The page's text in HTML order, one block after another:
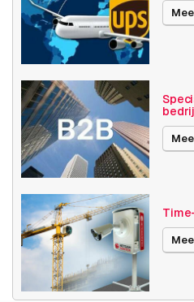
Power over Ethernet 15W
Maximale Beeldhoek
Optische zoom 1-10x
Videocompressie H265
Publicatiedatum